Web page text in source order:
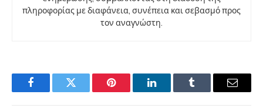
πληροφορίας με διαφάνεια, συνέπεια και σεβασμό προς
τον αναγνώστη.
FacebookTwitter Pinterest LinkedInTumblr Email